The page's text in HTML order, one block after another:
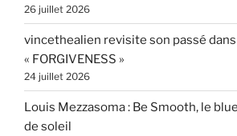
26 juillet 2026
vincethealien revisite son passé dans
« FORGIVENESS »
24 juillet 2026
Louis Mezzasoma : Be Smooth, le
de soleil